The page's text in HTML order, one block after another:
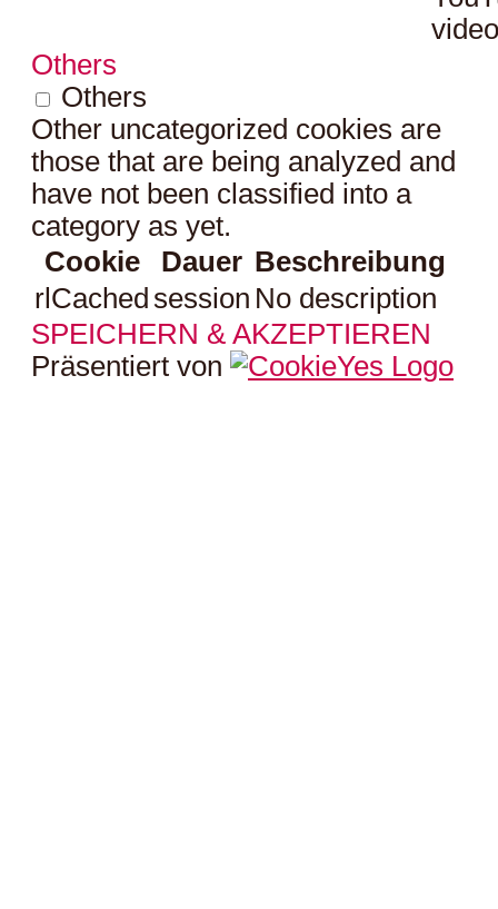
Others
Others
Other uncategorized cookies are
those that are being analyzed and
have not been classified into a
category as yet.
Cookie
Dauer Beschreibung
rlCached session No description
SPEICHERN & AKZEPTIEREN
Präsentiert von